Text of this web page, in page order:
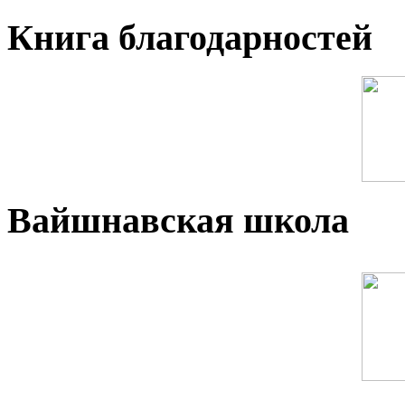
Книга благодарностей
Вайшнавская школа